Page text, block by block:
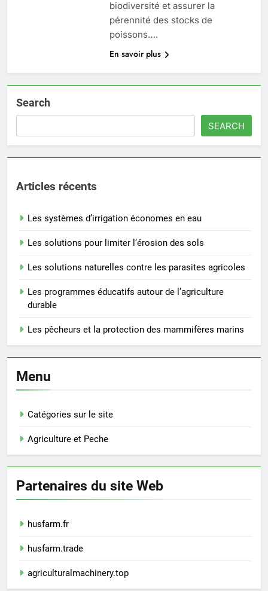
biodiversité et assurer la
pérennité des stocks de
poissons….
En savoir plus
Search
SEARCH
Articles récents
Les systèmes d’irrigation économes en eau
Les solutions pour limiter l’érosion des sols
Les solutions naturelles contre les parasites agricoles
Les programmes éducatifs autour de l’agriculture
durable
Les pêcheurs et la protection des mammifères marins
Menu
Catégories sur le site
Agriculture et Peche
Partenaires du site Web
husfarm.fr
husfarm.trade
agriculturalmachinery.top